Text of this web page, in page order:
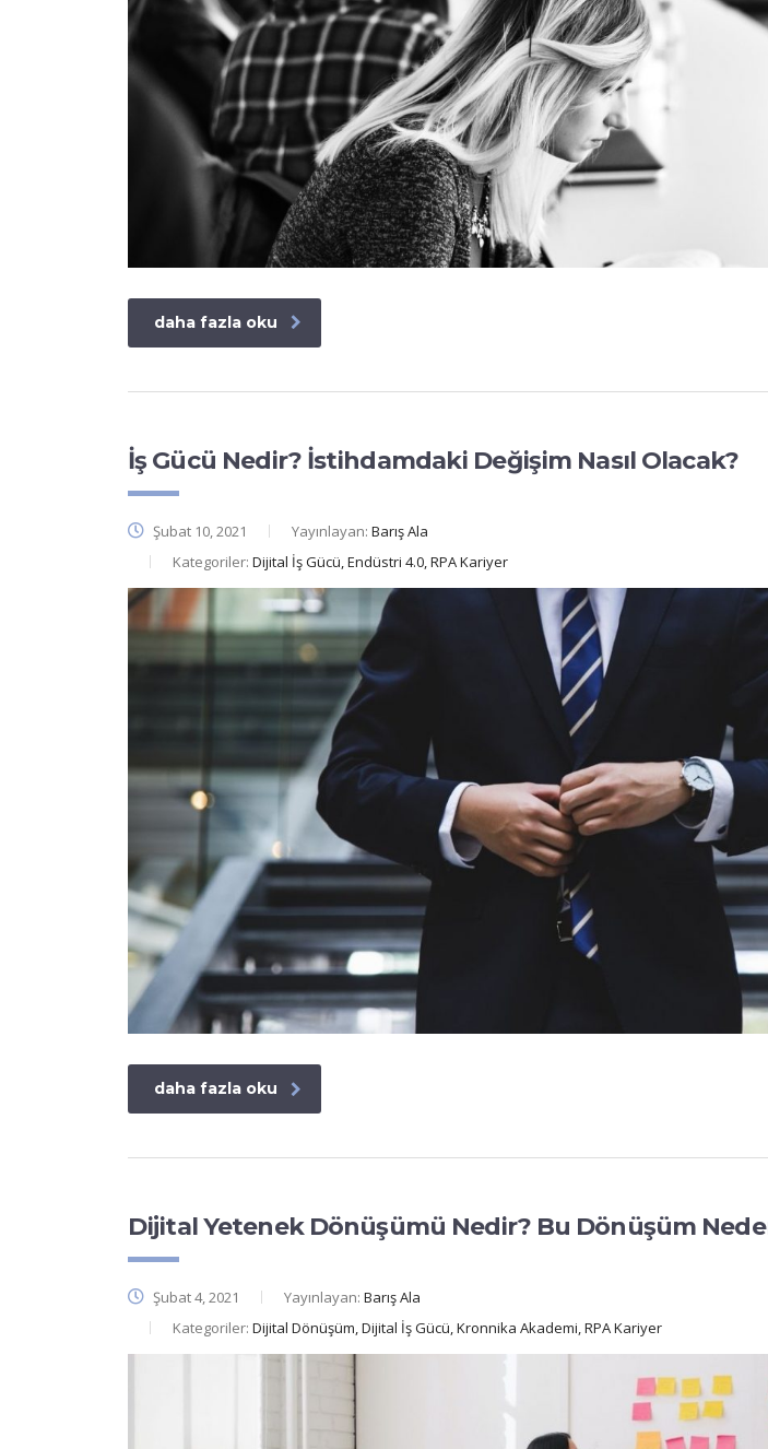
daha fazla oku
İş Gücü Nedir? İstihdamdaki Değişim Nasıl Olacak?
Şubat 10, 2021 Yayınlayan: Barış Ala
Kategoriler: Dijital İş Gücü, Endüstri 4.0, RPA Kariyer
daha fazla oku
Dijital Yetenek Dönüşümü Nedir? Bu Dönüşüm
Şubat 4, 2021 Yayınlayan: Barış Ala
Kategoriler: Dijital Dönüşüm, Dijital İş Gücü, Kronnika Akademi, RPA Kariyer